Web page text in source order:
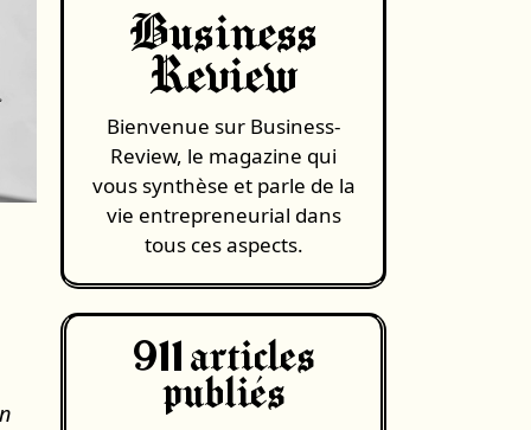
Business
Review
Bienvenue sur Business-
Review, le magazine qui
vous synthèse et parle de la
vie entrepreneurial dans
tous ces aspects.
911 articles
publiés